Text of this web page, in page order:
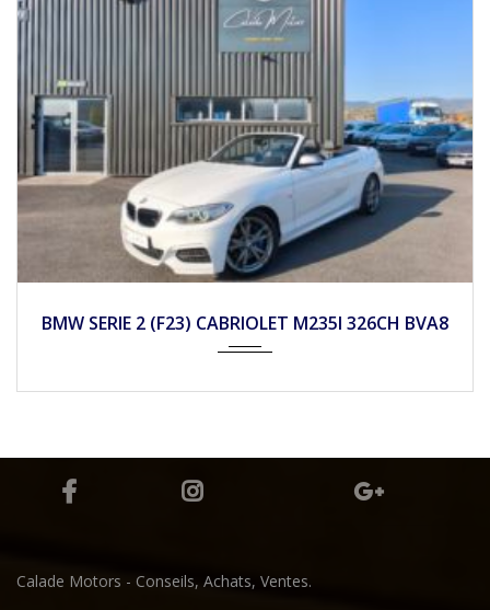
BMW X2 (F39) XDRIVE 25E 220 M SPORT X BVA6
Calade Motors - Conseils, Achats, Ventes.